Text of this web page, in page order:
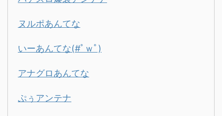
ヌルポあんてな
いーあんてな(#ﾟｗﾟ)
アナグロあんてな
ぷぅアンテナ